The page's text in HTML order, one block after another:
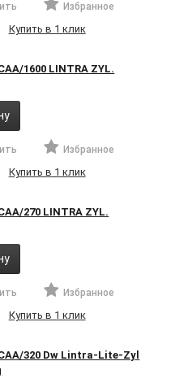
Избранное
Купить в 1 клик
1600 LINTRA ZYL.
Избранное
Купить в 1 клик
270 LINTRA ZYL.
Избранное
Купить в 1 клик
320 Dw Lintra-Lite-Zyl